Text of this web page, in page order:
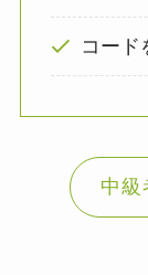
コード
中級